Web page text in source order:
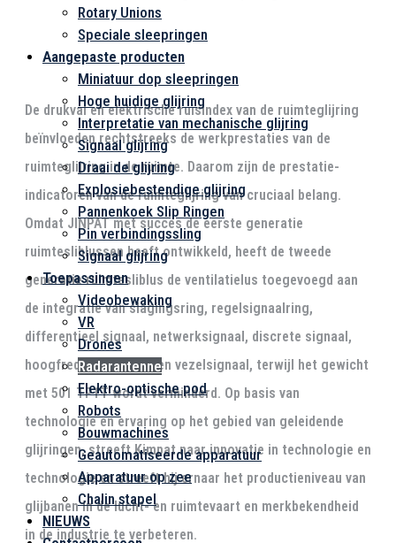
Rotary Unions
Speciale sleepringen
Aangepaste producten
Miniatuur dop sleepringen
Hoge huidige glijring
Interpretatie van mechanische glijring
Signaal glijring
Draai de glijring
Explosiebestendige glijring
Pannenkoek Slip Ringen
Pin verbindingssling
Signaal glijring
Toepassingen
Videobewaking
VR
Drones
Radarantenne
Elektro-optische pod
Robots
Bouwmachines
Geautomatiseerde apparatuur
Apparatuur op zee
Chalin stapel
NIEUWS
De drukval en elektrische ruisindex van de ruimteglijring
beïnvloeden rechtstreeks de werkprestaties van de
ruimteglijring in de ruimte. Daarom zijn de prestatie-
indicatoren van de ruimteglijring van cruciaal belang.
Omdat JINPAT met succes de eerste generatie
ruimtesliblussen heeft ontwikkeld, heeft de tweede
generatie ruimtesliblus de ventilatielus toegevoegd aan
de integratie van slagingsring, regelsignaalring,
differentieel signaal, netwerksignaal, discrete signaal,
hoogfrequent signaal en vezelsignaal, terwijl het gewicht
met 501 TP1T wordt verminderd. Op basis van
technologie en ervaring op het gebied van geleidende
glijringen, streeft Kimpat naar innovatie in technologie en
technologie en streeft hij ernaar het productieniveau van
glijbanen in de lucht- en ruimtevaart en merkbekendheid
in de industrie te verbeteren.